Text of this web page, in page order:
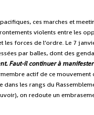
ces marches et
violents entre les
les forces de l’ordre. Le 7
par balles, dont des
Faut-il continuer à
actif de ce mouvement
dans les rangs du
on redoute un